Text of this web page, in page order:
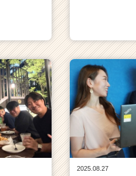
2025.08.27